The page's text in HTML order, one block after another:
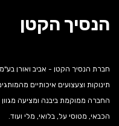
הנסיך הקטן
תינוקות וצעצועים איכותיים
החברה ממוקמת ביבנה ומציעה
הכבאי, מטוסי על, בלואי, מלי ועוד.